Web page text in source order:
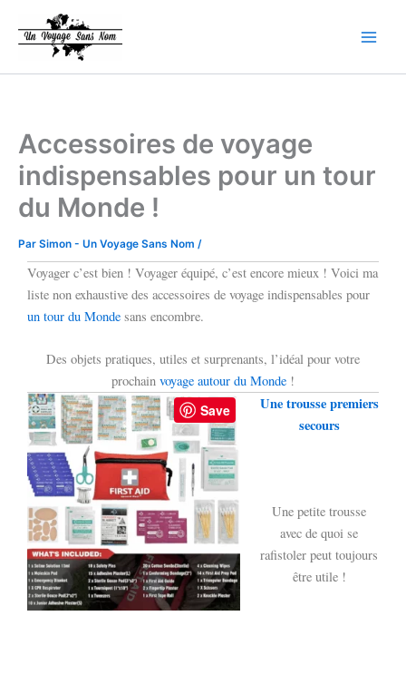
Accessoires de voyage
indispensables pour un tour
du Monde !
Par Simon - Un Voyage Sans Nom /
Voyager c’est bien ! Voyager équipé, c’est encore mieux ! Voici ma
liste non exhaustive des accessoires de voyage indispensables pour
un tour du Monde sans encombre.
Des objets pratiques, utiles et surprenants, l’idéal pour votre
prochain voyage autour du Monde !
Save
Une trousse premiers
secours
Une petite trousse
avec de quoi se
rafistoler peut toujours
être utile !